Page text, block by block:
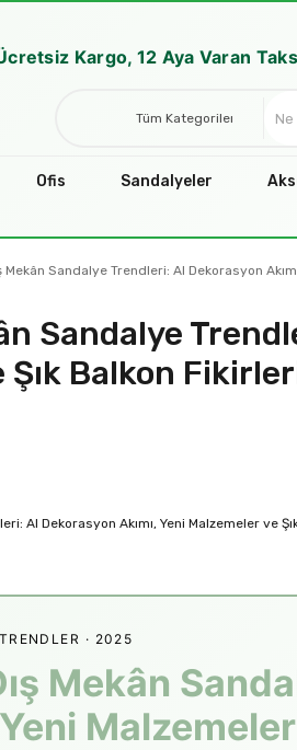
Kargo, 12 Aya Varan
Ofis Sandalyeler
Mekân Sandalye Trendleri: AI Dekorasyon
Sandalye
Şık Balkon
· 2025
Mekân
Yeni